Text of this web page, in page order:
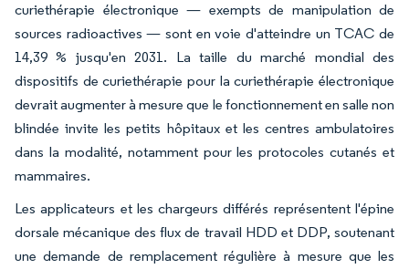
curiethérapie électronique — exempts de manipulation de
sources radioactives — sont en voie d'atteindre un TCAC de
14,39 % jusqu'en 2031. La taille du marché mondial des
dispositifs de curiethérapie pour la curiethérapie électronique
devrait augmenter à mesure que le fonctionnement en salle non
blindée invite les petits hôpitaux et les centres ambulatoires
dans la modalité, notamment pour les protocoles cutanés et
mammaires.
Les applicateurs et les chargeurs différés représentent l'épine
dorsale mécanique des flux de travail HDD et DDP, soutenant
une demande de remplacement régulière à mesure que les